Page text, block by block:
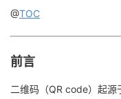
人
我
@TOC
前言
二维码（QR code）起源